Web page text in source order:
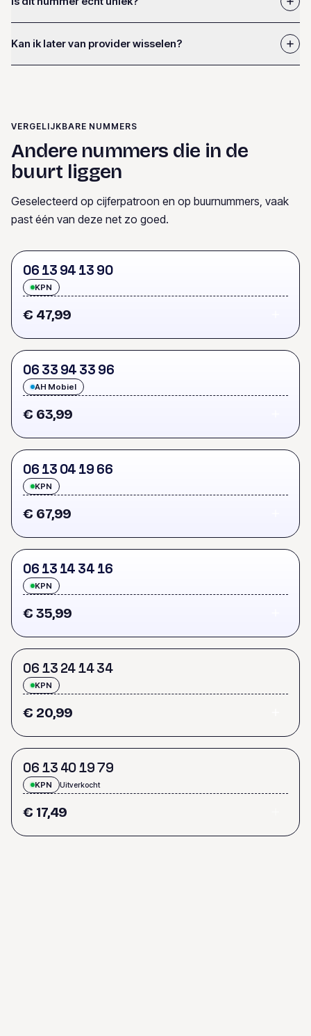
Kan ik later van provider wisselen?
VERGELIJKBARE NUMMERS
Andere nummers die in de
buurt liggen
Geselecteerd op cijferpatroon en op buurnummers, vaak
past één van deze net zo goed.
06 13 94 13 90
KPN
€ 47,99
06 33 94 33 96
AH Mobiel
€ 63,99
06 13 04 19 66
KPN
€ 67,99
06 13 14 34 16
KPN
€ 35,99
06 13 241434
KPN
€ 20,99
06 13 401979
KPN Uitverkocht
€ 17,49